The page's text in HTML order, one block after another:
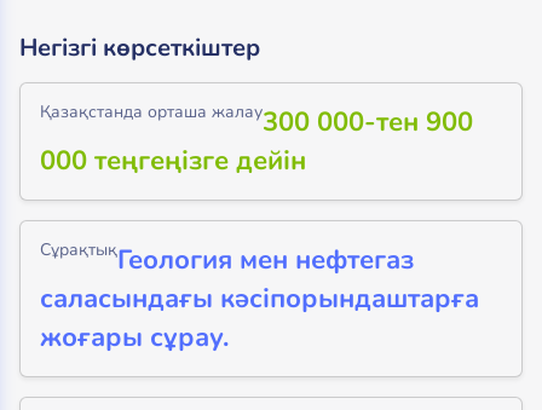
Негізгі көрсеткіштер
Қазақстанда орташа жалау300 000-тен 900
000 теңгеңізге дейін
СұрақтықГеология мен нефтегаз
саласындағы кәсіпорындаштарға
жоғары сұрау.